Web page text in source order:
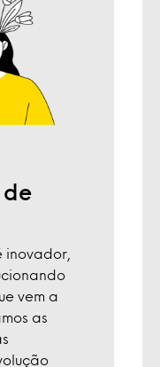
de
inovador,
vem a
as